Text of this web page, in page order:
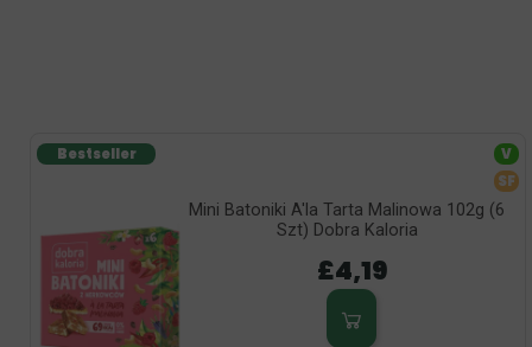
Mini Batoniki A'la Tarta Malinowa 102g (6
Szt) Dobra Kaloria
£4,19
Bestseller
V
SF